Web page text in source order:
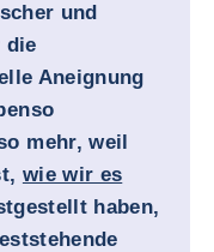
und
die
Aneignung
mehr, weil
wie wir es
haben,